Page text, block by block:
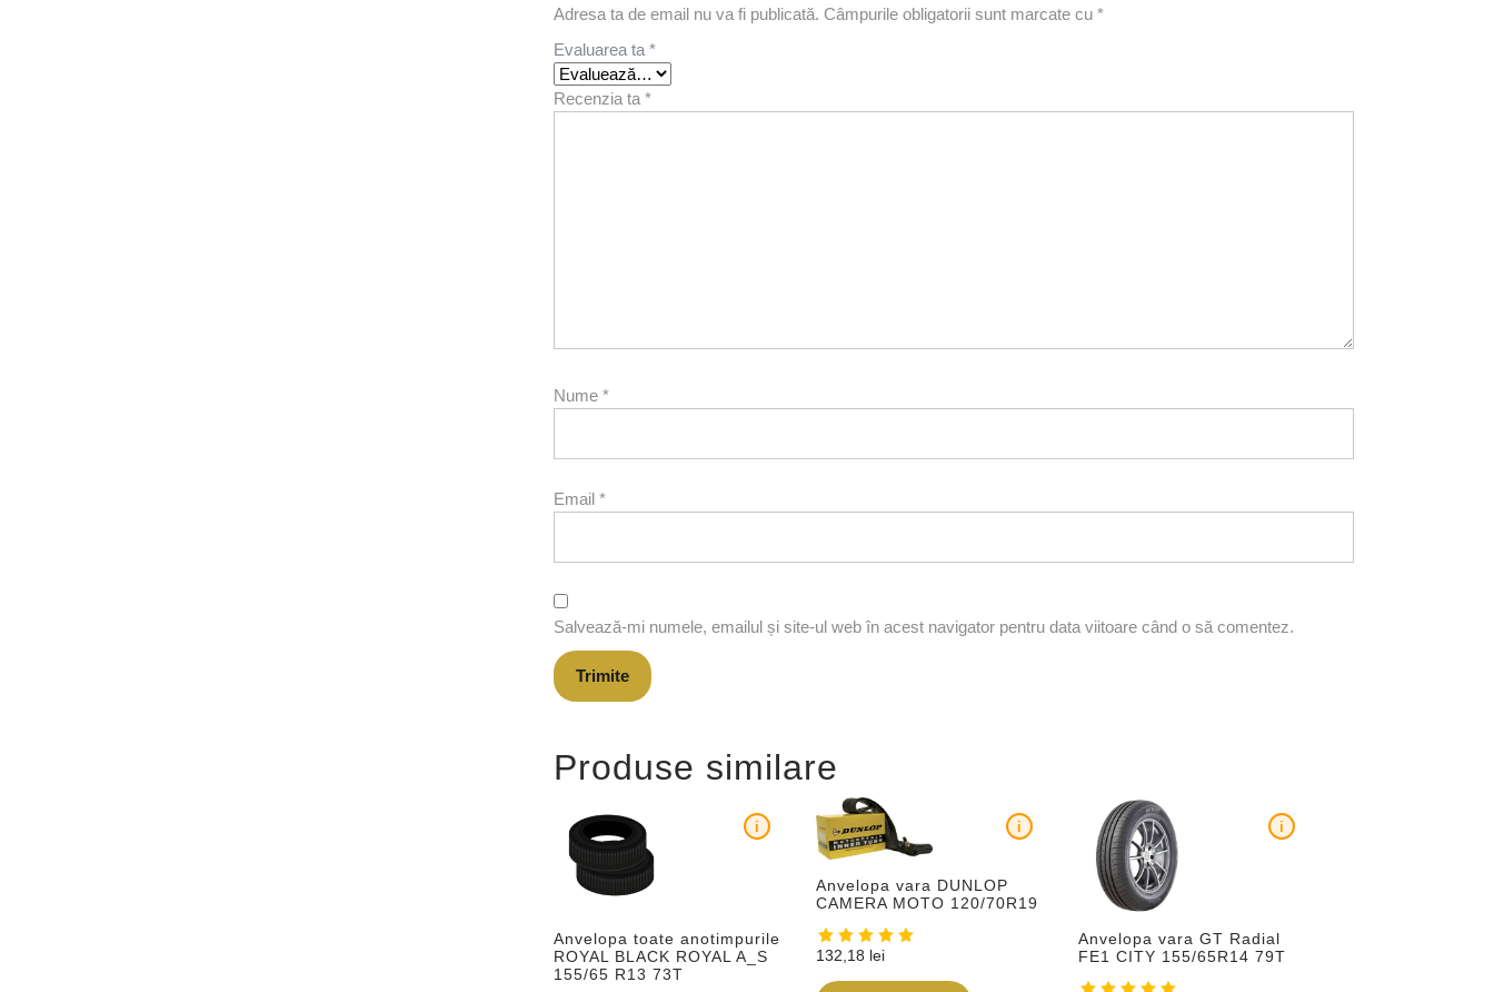
Adresa ta de email nu va fi publicată. Câmpurile obligatorii sunt marcate cu *
Evaluarea ta *
Recenzia ta *
Nume *
Email *
Salvează-mi numele, emailul și site-ul web în acest navigator pentru data viitoare când o să comentez.
Produse similare
Anvelopa toate anotimpurile
ROYAL BLACK ROYAL A_S
155/65 R13 73T
i
Anvelopa vara DUNLOP
CAMERA MOTO 120/70R19
i
132,18 lei
Anvelopa vara GT Radial
FE1 CITY 155/65R14 79T
i